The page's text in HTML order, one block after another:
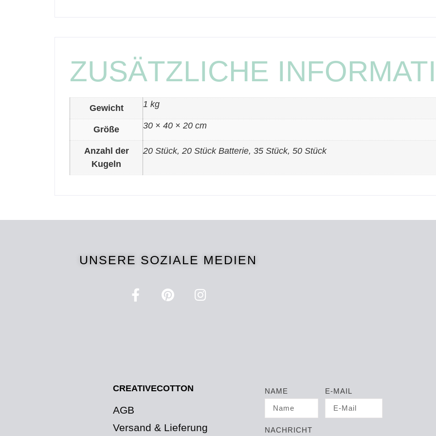
ZUSÄTZLICHE
Gewicht 1 kg
Größe 30 × 40 × 20 cm
Anzahl der
Kugeln
20 Stück, 20 Stück Batterie, 35 Stück, 50 Stück
UNSERE SOZIALE MEDIEN
CREATIVECOTTON
AGB
Versand & Lieferung
NAME E-MAIL
NACHRICHT